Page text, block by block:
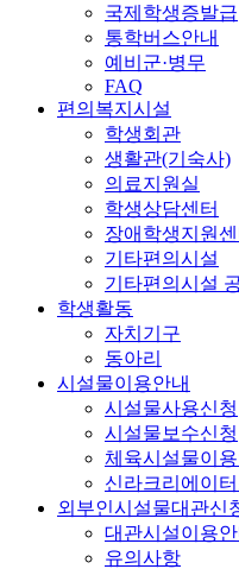
국제학생증발급
통학버스안내
예비군·병무
FAQ
편의복지시설
학생회관
생활관(기숙사)
의료지원실
학생상담센터
장애학생지원센
기타편의시설
기타편의시설
학생활동
자치기구
동아리
시설물이용안내
시설물사용신청
시설물보수신청
체육시설물이
신라크리에이
외부인시설물대관신
대관시설이용안
유의사항